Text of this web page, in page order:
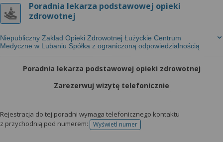
Poradnia lekarza podstawowej opieki
zdrowotnej
Niepubliczny Zakład Opieki Zdrowotnej Łużyckie Centrum
Medyczne w Lubaniu Spółka z ograniczoną odpowiedzialnością
Poradnia lekarza podstawowej opieki zdrowotnej
Zarezerwuj wizytę telefonicznie
Rejestracja do tej poradni wymaga telefonicznego kontaktu
z przychodnią pod numerem:
Wyświetl numertelefonu do rejestracji